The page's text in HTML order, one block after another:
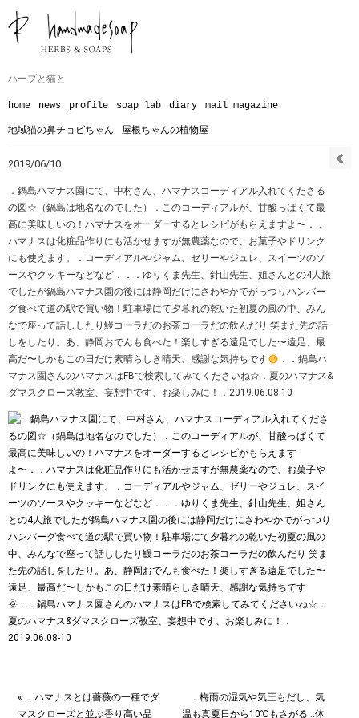
ハーブと猫と
home news profile soap lab diary mail magazine
地域猫の鼻チョビちゃん 屋根ちゃんの植物屋
2019/06/10
．鍋島ハマナス園にて、中村さん、ハマナスコーディアル入れてくださる
の図☆（鍋島は地名なのでした）．このコーディアルが、甘酸っぱくて最
高に美味しいの！ハマナスをオーダーするとレシピがもらえますよ〜．．
ハマナスは化粧品作りにも活かせますが無農薬なので、お菓子やドリンク
にも使えます。．コーディアルやジャム、ゼリーやジュレ、スイーツのソ
ースやクッキーなどなど．．．ゆりくま先生、針山先生、姐さんとの4人旅
でしたが鍋島ハマナス園の後には静岡だけにさわやかでがっつりハンバー
グ食べて道の駅で買い物！駐車場にて夕暮れの乾いた初夏の風の中、みん
なで座って話ししたり︎鰻コーラだのお茶コーラだの飲んだり 笑また先の話
しをしたり。あ、静岡おでんも食べた！楽しすぎる遠足でした〜︎遠足、最
高だ〜しかもこの日だけ素晴らしき晴天、感謝な気持ちです
．．鍋島ハ
マナス園さんのハマナスはFBで検索してみてくださいね☆．夏のハマナス&
ダマスクローズ教室、妄想中です、お楽しみに！．2019.06.08-10
« ．ハマナスとは薔薇の一種でダ
マスクローズと並ぶ香り高い品
．梅雨の湿気や気圧もだし、気
温も真夏日から10℃もさがる…体